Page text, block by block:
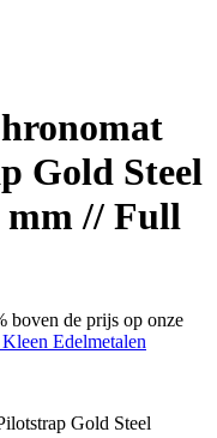
Gold Steel
mm // Full
boven de prijs op onze
Edelmetalen
Gold Steel